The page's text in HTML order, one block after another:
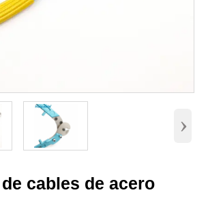
›
cables de acero